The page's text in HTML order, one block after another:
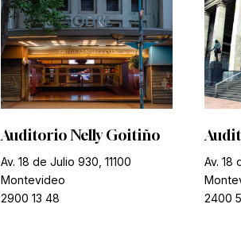
Auditorio Nelly Goitiño
Av. 18 de Julio 930, 11100
Montevideo
2900 13 48
Av. 18
2400